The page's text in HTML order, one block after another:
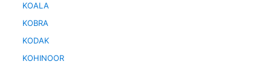
KOALA
KOBRA
KODAK
KOHINOOR